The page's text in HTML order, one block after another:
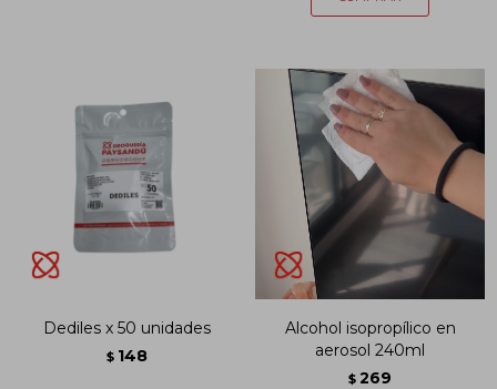
Dediles x 50 unidades
$ 148
Alcohol isopropílico en
aerosol 240ml
$ 269